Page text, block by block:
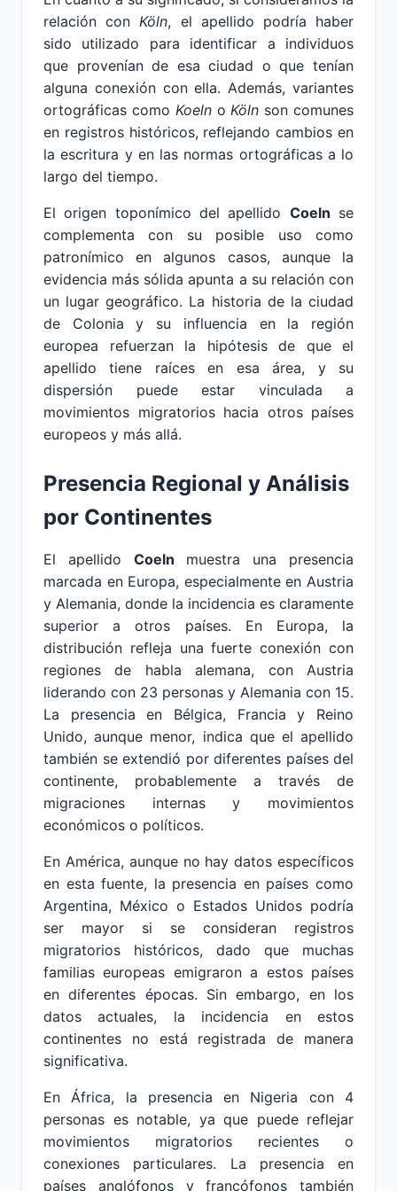
relación conKöln, el apellido podría haber
sido utilizado para identificar a individuos
que provenían de esa ciudad o que tenían
alguna conexión con ella. Además, variantes
ortográficas como KoelnoKöln son comunes
en registros históricos, reflejando cambios en
la escritura y en las normas ortográficas a lo
largo del tiempo.
El origen toponímico del apellido Coeln se
complementa con su posible uso como
patronímico en algunos casos, aunque la
evidencia más sólida apunta a su relación con
un lugar geográfico. La historia de la ciudad
de Colonia y su influencia en la región
europea refuerzan la hipótesis de que el
apellido tiene raíces en esa área, y su
dispersión puede estar vinculada a
movimientos migratorios hacia otros países
europeos y más allá.
Presencia Regional y Análisis
por Continentes
El apellido Coeln muestra una presencia
marcada en Europa, especialmente en Austria
y Alemania, donde la incidencia es claramente
superior a otros países. En Europa, la
distribución refleja una fuerte conexión con
regiones de habla alemana, con Austria
liderando con 23 personas y Alemania con 15.
La presencia en Bélgica, Francia y Reino
Unido, aunque menor, indica que el apellido
también se extendió por diferentes países del
continente, probablemente a través de
migraciones internas y movimientos
económicos o políticos.
En América, aunque no hay datos específicos
en esta fuente, la presencia en países como
Argentina, México o Estados Unidos podría
ser mayor si se consideran registros
migratorios históricos, dado que muchas
familias europeas emigraron a estos países
en diferentes épocas. Sin embargo, en los
datos actuales, la incidencia en estos
continentes no está registrada de manera
significativa.
En África, la presencia en Nigeria con 4
personas es notable, ya que puede reflejar
movimientos migratorios recientes o
conexiones particulares. La presencia en
países anglófonos y francófonos también